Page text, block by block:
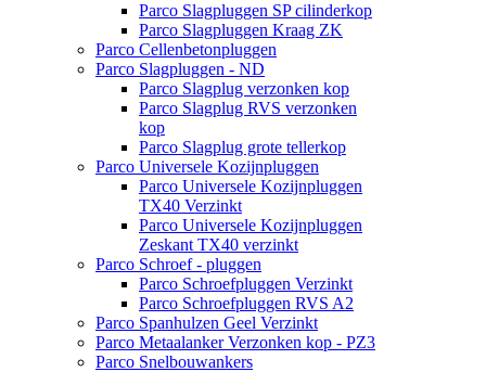
Parco Slagpluggen SP cilinderkop
Parco Slagpluggen Kraag ZK
Parco Cellenbetonpluggen
Parco Slagpluggen - ND
Parco Slagplug verzonken kop
Parco Slagplug RVS verzonken
kop
Parco Slagplug grote tellerkop
Parco Universele Kozijnpluggen
Parco Universele Kozijnpluggen
TX40 Verzinkt
Parco Universele Kozijnpluggen
Zeskant TX40 verzinkt
Parco Schroef - pluggen
Parco Schroefpluggen Verzinkt
Parco Schroefpluggen RVS A2
Parco Spanhulzen Geel Verzinkt
Parco Metaalanker Verzonken kop - PZ3
Parco Snelbouwankers